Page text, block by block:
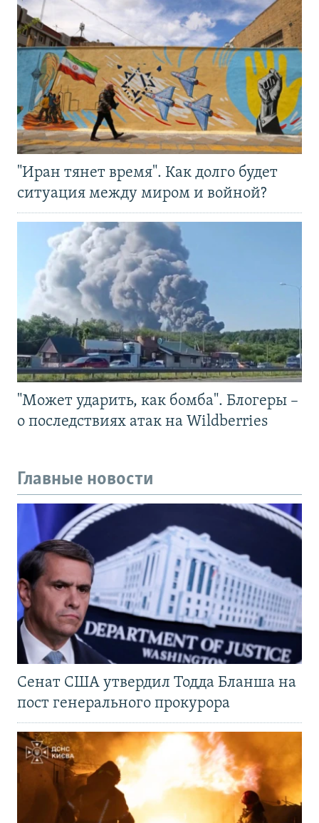
"Иран тянет время". Как долго будет
ситуация между миром и войной?
"Может ударить, как бомба". Блогеры –
о последствиях атак на Wildberries
Главные новости
Сенат США утвердил Тодда Бланша на
пост генерального прокурора